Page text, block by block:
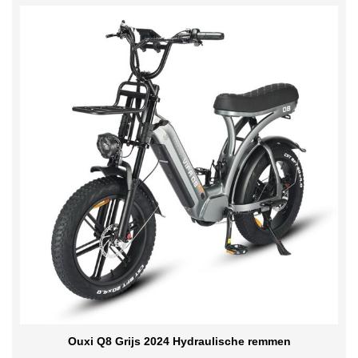
Ouxi Q8 Grijs 2024 Hydraulische remmen